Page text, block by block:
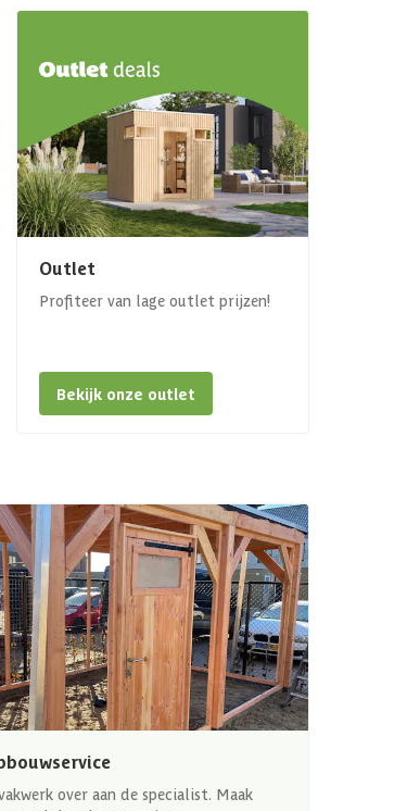
Outlet
Profiteer van lage outlet prijzen!
Bekijk onze outlet
over aan de specialist. Maak